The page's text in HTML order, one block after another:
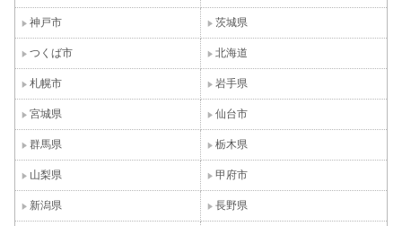
神戸市 茨城県
つくば市 北海道
札幌市 岩手県
宮城県 仙台市
群馬県 栃木県
山梨県 甲府市
新潟県 長野県